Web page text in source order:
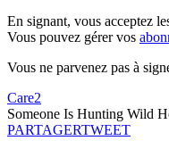
En signant, vous acceptez
Vous pouvez gérer vos
Vous ne parvenez pas à
Care2
Someone Is Hunting Wild
PARTAGERTWEET